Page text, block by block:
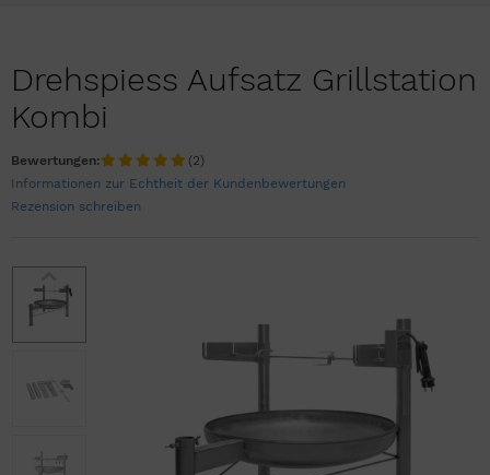
Drehspiess Aufsatz Grillstation
Kombi
Bewertungen:
(2)
Informationen zur Echtheit der Kundenbewertungen
Rezension schreiben